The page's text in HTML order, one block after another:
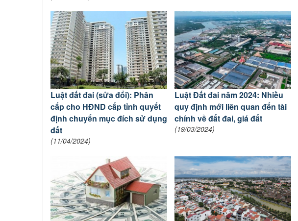
Luật đất đai (sửa đổi): Phân
cấp cho HĐND cấp tỉnh quyết
định chuyển mục đích sử dụng
đất
(11/04/2024)
Luật Đất đai năm 2024: Nhiều
quy định mới liên quan đến tài
chính về đất đai, giá đất
(19/03/2024)